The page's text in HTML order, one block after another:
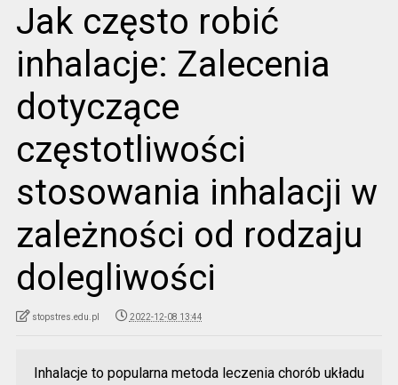
Jak często robić
inhalacje: Zalecenia
dotyczące
częstotliwości
stosowania inhalacji w
zależności od rodzaju
dolegliwości
stopstres.edu.pl 2022-12-08 13:44
Inhalacje to popularna metoda leczenia chorób układu